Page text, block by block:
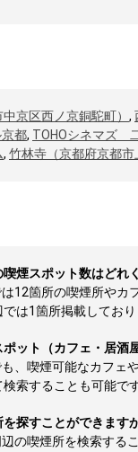
京区西ノ京銅駝町） ,
都, TOHOシネマズ
, 竹林寺（京都府京都市
煙スポット数はどれ
12箇所の喫煙所やカ
は1箇所掲載してお
ット（カフェ・居酒
、喫煙可能なカフェ
索することも可能です
探すことができます
の喫煙所を検索する